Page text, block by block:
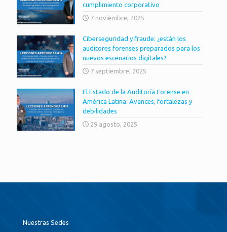
cumplimiento corporativo
7 noviembre, 2025
Ciberseguridad y fraude: ¿están los
auditores forenses preparados para los
nuevos escenarios digitales?
7 septiembre, 2025
El Estado de la Auditoría Forense en
América Latina: Avances, fortalezas y
debilidades
29 agosto, 2025
Nuestras Sedes